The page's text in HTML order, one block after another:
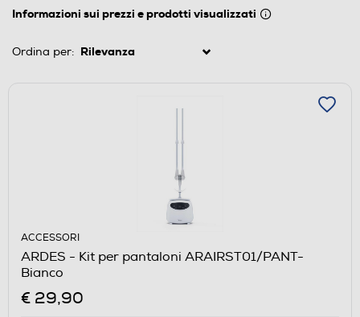
Informazioni sui prezzi e prodotti visualizzati
Ordina per:
ACCESSORI
ARDES - Kit per pantaloni ARAIRST01/PANT-
Bianco
€ 29,90